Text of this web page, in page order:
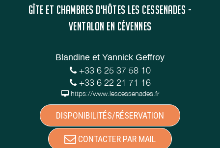
GÎTE ET CHAMBRES D'HÔTES LES CESSENADES -
VENTALON EN CÉVENNES
Blandine et Yannick Geffroy
+33 6 25 37 58 10
+33 6 22 21 71 16
https://www.lescessenades.fr
DISPONIBILITÉS/RÉSERVATION
CONTACTER PAR MAIL